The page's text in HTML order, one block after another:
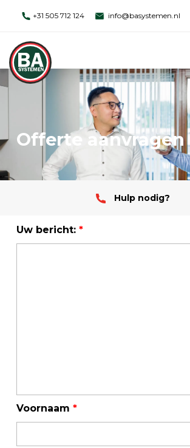
+31 505 712 124 info@basystemen.nl
Offerte aanvragen
Hulp nodig?
Uw bericht: *
Voornaam *